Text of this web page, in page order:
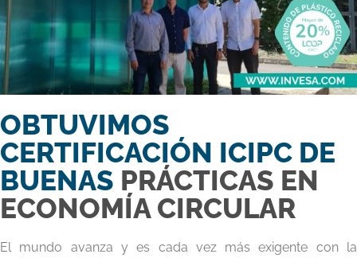
OBTUVIMOS
CERTIFICACIÓN ICIPC DE
BUENAS PRÁCTICAS EN
ECONOMÍA CIRCULAR
El mundo avanza y es cada vez más exigente con la